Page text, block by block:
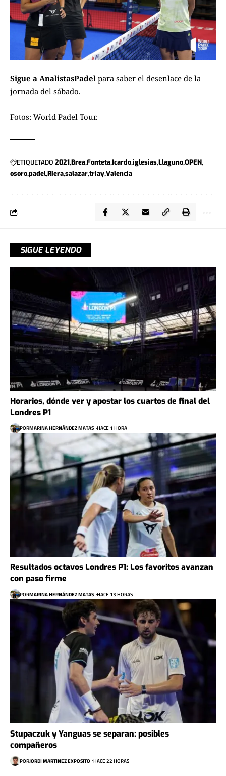
Sigue a AnalistasPadel para saber el desenlace de la
jornada del sábado.
Fotos: World Padel Tour.
ETIQUETADO 2021BreaFontetaIcardoiglesiasLlagunoOPEN
osoropadelRierasalazartriayValencia
SIGUE LEYENDO
Horarios, dónde ver y apostar los cuartos de final del
Londres P1
PORMARINA HERNÁNDEZ MATAS HACE 1 HORA
Resultados octavos Londres P1: Los favoritos avanzan
con paso firme
PORMARINA HERNÁNDEZ MATAS HACE 13 HORAS
Stupaczuk y Yanguas se separan: posibles
compañeros
PORJORDI MARTINEZ EXPOSITO HACE 22 HORAS